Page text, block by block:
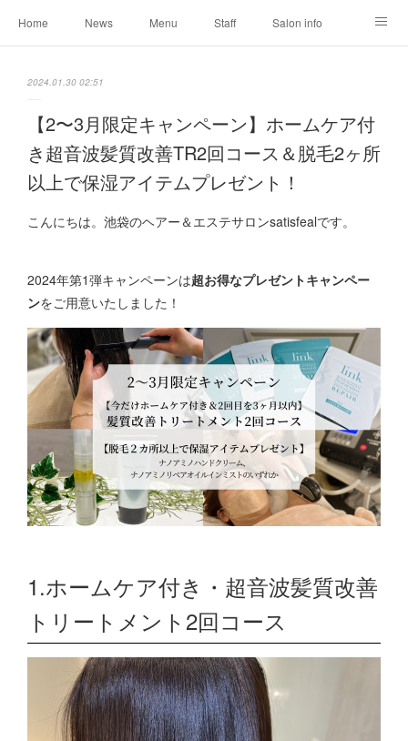
Home News Menu Staff Salon info
2024.01.30 02:51
【2〜3月限定キャンペーン】ホームケア付
き超音波髪質改善TR2回コース＆脱毛2ヶ所
以上で保湿アイテムプレゼント！
こんにちは。池袋のヘアー＆エステサロンsatisfealです。
2024年第1弾キャンペーンは超お得なプレゼントキャンペー
ンをご用意いたしました！
1.ホームケア付き・超音波髪質改善
トリートメント2回コース